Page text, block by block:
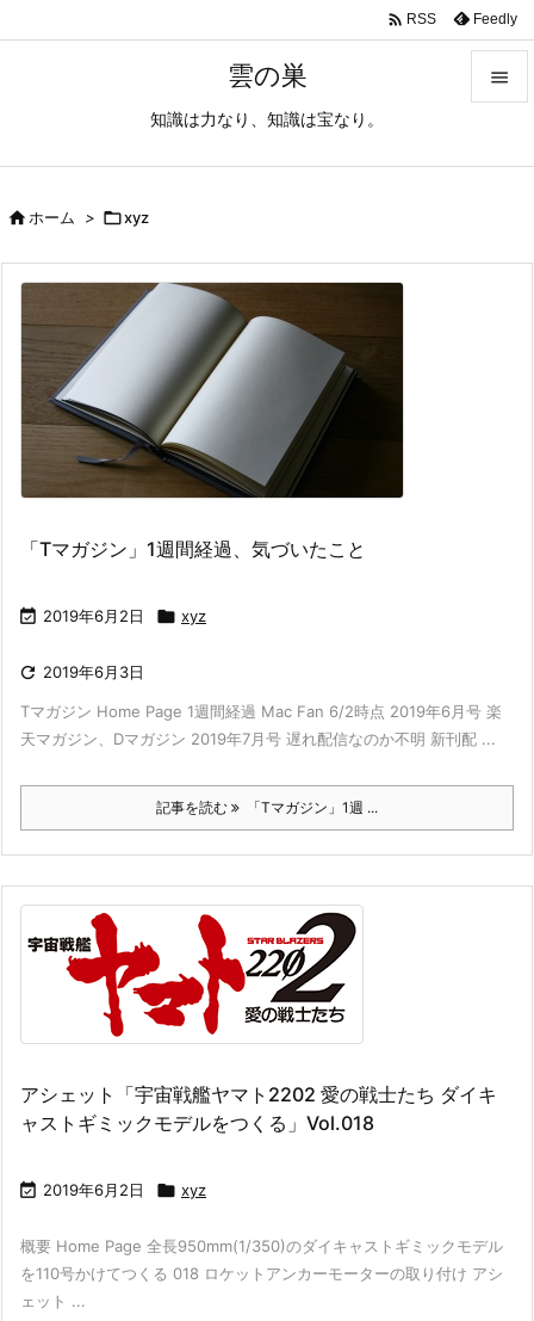
雲の巣
知識は力なり、知識は宝なり。

 RSS Feedly
ホーム > xyz
「Tマガジン」1週間経過、気づいたこと
 2019年6月2日  xyz
 2019年6月3日
Tマガジン Home Page 1週間経過 Mac Fan 6/2時点 2019年6月号 楽
天マガジン、Dマガジン 2019年7月号 遅れ配信なのか不明 新刊配 ...
記事を読む 「Tマガジン」1週 ...
アシェット「宇宙戦艦ヤマト2202 愛の戦士たち ダイキ
ャストギミックモデルをつくる」Vol.018
 2019年6月2日  xyz
概要 Home Page 全長950mm(1/350)のダイキャストギミックモデル
を110号かけてつくる 018 ロケットアンカーモーターの取り付け アシ
ェット ...